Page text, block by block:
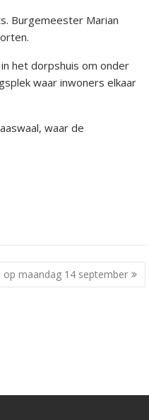
Burgemeester Marian
het dorpshuis om onder
waar inwoners elkaar
waar de
maandag 14 september